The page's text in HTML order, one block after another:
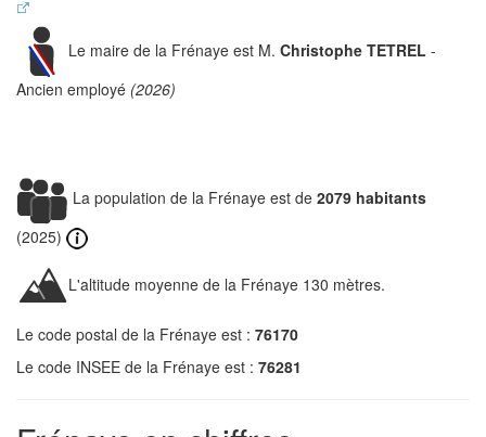
Le maire de la Frénaye est M. Christophe TETREL -
Ancien employé (2026)
La population de la Frénaye est de 2079 habitants
(2025)
L'altitude moyenne de la Frénaye 130 mètres.
Le code postal de la Frénaye est : 76170
Le code INSEE de la Frénaye est : 76281